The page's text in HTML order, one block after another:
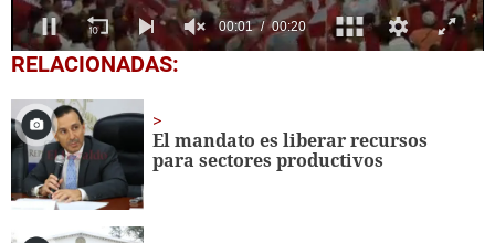
0
seconds
20
seconds
RELACIONADAS:
El mandato es liberar recursos
para sectores productivos